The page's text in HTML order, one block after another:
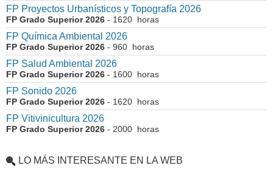
FP Proyectos Urbanísticos y Topografía 2026
FP Grado Superior 2026 - 1620 horas
FP Química Ambiental 2026
FP Grado Superior 2026 - 960 horas
FP Salud Ambiental 2026
FP Grado Superior 2026 - 1600 horas
FP Sonido 2026
FP Grado Superior 2026 - 1620 horas
FP Vitivinicultura 2026
FP Grado Superior 2026 - 2000 horas
LO MÁS INTERESANTE EN LA WEB